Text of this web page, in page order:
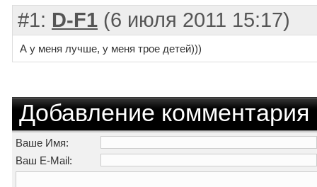
#1: D-F1 (6 июля 2011 15:17)
А у меня лучше, у меня трое детей)))
Добавление комментария
Ваше Имя:
Ваш E-Mail: